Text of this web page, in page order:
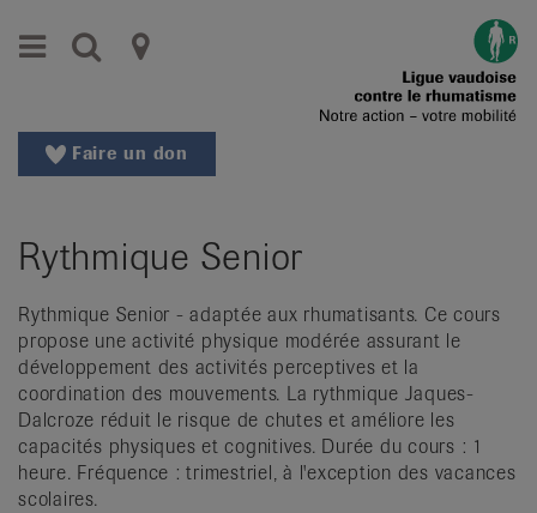
vers
au
Aller
Changer
région
Changer
de
langue:
de
Faire un don
Rythmique Senior
Rythmique Senior - adaptée aux rhumatisants. Ce cours
propose une activité physique modérée assurant le
développement des activités perceptives et la
coordination des mouvements. La rythmique Jaques-
Dalcroze réduit le risque de chutes et améliore les
capacités physiques et cognitives. Durée du cours : 1
heure. Fréquence : trimestriel, à l'exception des vacances
scolaires.
Menu Recherche
Ligues
contre
le
|
Organisations
nationales
de
patients